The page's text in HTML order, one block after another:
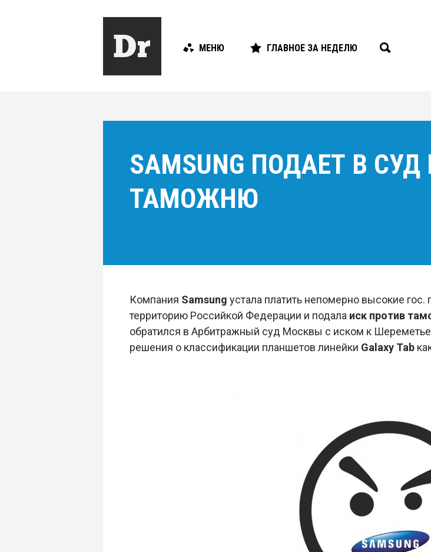
МЕНЮ ГЛАВНОЕ ЗА НЕДЕЛЮ
SAMSUNG ПОДАЕТ В
ТАМОЖНЮ
Компания Samsung устала платить непомерно высокие
территорию Российкой Федерации и подала иск против
обратился в Арбитражный суд Москвы с иском к
решения о классификации планшетов линейки Galaxy Tab